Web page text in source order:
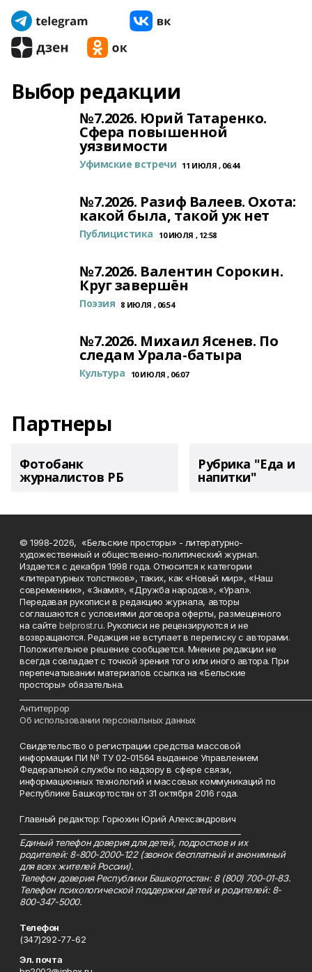
Выбор редакции
№7.2026. Юрий Татаренко.
Сфера повышенной
уязвимости
Уфимские встречи 11 ИЮЛЯ , 06:44
№7.2026. Разиф Валеев. Охота:
какой была, такой уж нет
Публицистика 10 ИЮЛЯ , 12:58
№7.2026. Валентин Сорокин.
Круг завершён
Поэзия 8 ИЮЛЯ , 06:54
№7.2026. Михаил Ясенев. По
следам Урала-батыра
Культура 10 ИЮЛЯ , 06:07
Партнеры
Фотобанк
журналистов РБ
Рубрика "Еда и
напитки"
© 1998-2026, «Бельские просторы» - литературно-
художественный и общественно-политический журнал.
Издается с декабря 1998 года. Относится к категории
«литературных толстяков», таких, как «Новый мир», «Наш
современник», «Знамя», «Дружба народов», «Урал».
Передавая рукописи в редакцию журнала, авторы
соглашаются с условиями договора оферты, размещенного
на сайтеbelprost.ru. Рукописи не рецензируются и не
возвращаются. Редакция не вступает в переписку с авторами.
Положительное решение сообщается. Мнение редакции не
всегда совпадает с точкой зрения того или иного автора. При
перепечатывании материалов ссылка на «Бельские
просторы» обязательна.
Антитеррор
Об использовании персональных данных
Свидетельство о регистрации средства массовой
информации ПИ № ТУ 02-01564 выданное Управлением
Федеральной службы по надзору в сфере связи,
информационных технологий и массовых коммуникаций по
Республике Башкортостан от 31 октября 2016 года.
Главный редактор: Горюхин Юрий Александрович
Единый телефон доверия для детей, подростков и их
родителей: 8-800-2000-122 (звонок бесплатный и анонимный
для всех жителей России).
Телефон доверия Республики Башкортостан: 8 (800) 700-01-83.
Телефон психологической поддержки детей и родителей: 8-
800-347-5000.
Телефон
(347)292-77-62
Эл. почта